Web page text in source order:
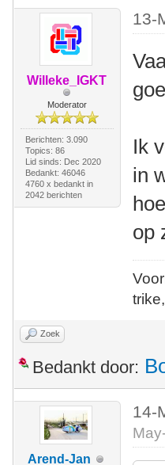
Willeke_IGKT
Moderator
Berichten: 3.090
Topics: 86
Lid sinds: Dec 2020
Bedankt: 46046
4760 x bedankt in
2042 berichten
13-
Ik
in
op
Zoek
Bedankt door:
Arend-Jan
14-